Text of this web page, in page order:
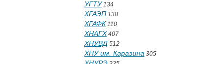
УГТУ134
ХГАЭП 138
ХГАФК 110
ХНАГХ 407
ХНУВД 512
ХНУ им. Каразина 305